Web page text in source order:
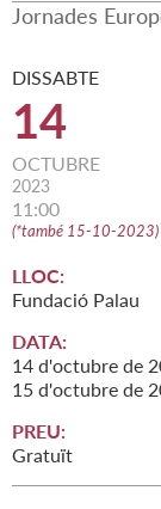
Jornades
DISSABTE
14
OCTUBRE
2023
11:00
(*també 15-10-2023)
LLOC:
Fundació Palau
DATA:
14 d'octubre de
15 d'octubre de
PREU:
Gratuït